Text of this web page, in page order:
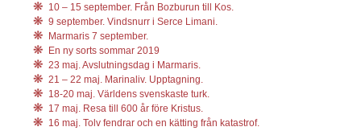
10 – 15 september. Från Bozburun till Kos.
9 september. Vindsnurr i Serce Limani.
Marmaris 7 september.
En ny sorts sommar 2019
23 maj. Avslutningsdag i Marmaris.
21 – 22 maj. Marinaliv. Upptagning.
18-20 maj. Världens svenskaste turk.
17 maj. Resa till 600 år före Kristus.
16 maj. Tolv fendrar och en kätting från katastrof.